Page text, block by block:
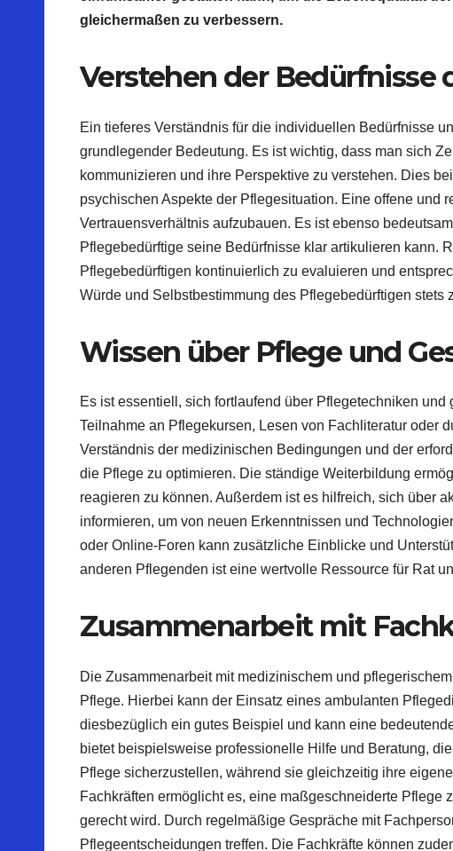
gleichermaßen zu verbessern.
Verstehen der Bedürfnisse
Ein tieferes Verständnis für die individuellen Bedürfnisse
grundlegender Bedeutung. Es ist wichtig, dass man sich
kommunizieren und ihre Perspektive zu verstehen. Dies
psychischen Aspekte der Pflegesituation. Eine offene und
Vertrauensverhältnis aufzubauen. Es ist ebenso
Pflegebedürftige seine Bedürfnisse klar artikulieren kann.
Pflegebedürftigen kontinuierlich zu evaluieren und
Würde und Selbstbestimmung des Pflegebedürftigen stets
Wissen über Pflege und
Es ist essentiell, sich fortlaufend über Pflegetechniken
Teilnahme an Pflegekursen, Lesen von Fachliteratur oder
Verständnis der medizinischen Bedingungen und der
die Pflege zu optimieren. Die ständige Weiterbildung
reagieren zu können. Außerdem ist es hilfreich, sich über
informieren, um von neuen Erkenntnissen und
oder Online-Foren kann zusätzliche Einblicke und
anderen Pflegenden ist eine wertvolle Ressource für Rat
Zusammenarbeit mit
Die Zusammenarbeit mit medizinischem und
Pflege. Hierbei kann der Einsatz eines ambulanten
diesbezüglich ein gutes Beispiel und kann eine
bietet beispielsweise professionelle Hilfe und Beratung,
Pflege sicherzustellen, während sie gleichzeitig ihre
Fachkräften ermöglicht es, eine maßgeschneiderte
gerecht wird. Durch regelmäßige Gespräche mit
Pflegeentscheidungen treffen. Die Fachkräfte können